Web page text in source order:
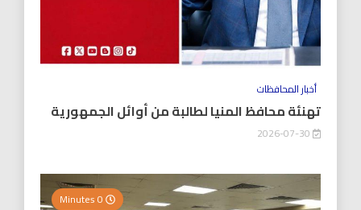
أخبار المحافظات
تهنئة محافظ المنيا لطالبة من أوائل الجمهورية